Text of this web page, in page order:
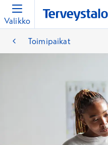
Valikko
Toimipaikat